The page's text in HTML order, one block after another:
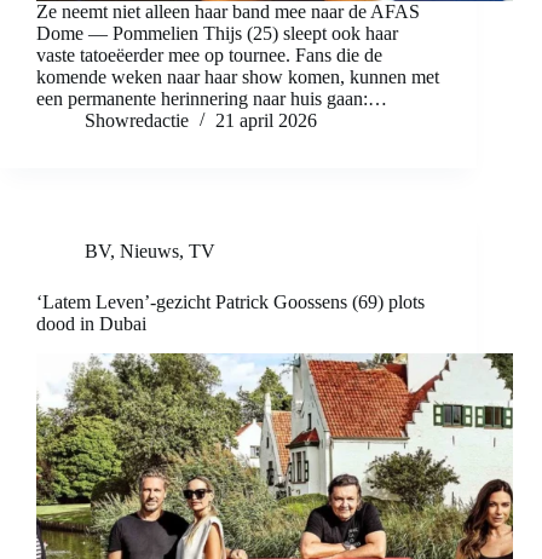
Ze neemt niet alleen haar band mee naar de AFAS
Dome — Pommelien Thijs (25) sleept ook haar
vaste tatoeëerder mee op tournee. Fans die de
komende weken naar haar show komen, kunnen met
een permanente herinnering naar huis gaan:…
Showredactie
21 april 2026
BV, Nieuws, TV
‘Latem Leven’-gezicht Patrick Goossens (69) plots
dood in Dubai